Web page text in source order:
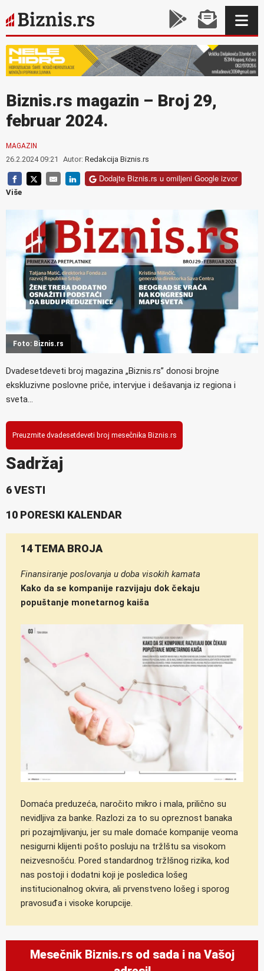
Biznis.rs magazin – Broj 29,
februar 2024.
MAGAZIN
26.2.2024 09:21 Autor: Redakcija Biznis.rs
Dodajte Biznis.rs u omiljeni Google izvor
Više
Foto: Biznis.rs
Dvadesetdeveti broj magazina „Biznis.rs” donosi brojne
ekskluzivne poslovne priče, intervjue i dešavanja iz regiona i
sveta…
Preuzmite dvadesetdeveti broj mesečnika Biznis.rs
Sadržaj
6 VESTI
10 PORESKI KALENDAR
14 TEMA BROJA
Finansiranje poslovanja u doba visokih kamata
Kako da se kompanije razvijaju dok čekaju
popuštanje monetarnog kaiša
Domaća preduzeća, naročito mikro i mala, prilično su
nevidljiva za banke. Razlozi za to su opreznost banaka
pri pozajmljivanju, jer su male domaće kompanije veoma
nesigurni klijenti pošto posluju na tržIštu sa visokom
neizvesnošću. Pored standardnog tržIšnog rizika, kod
nas postoji i dodatni koji je posledica lošeg
institucionalnog okvira, ali prvenstveno lošeg i sporog
pravosuđa i visoke korupcije.
Mesečnik Biznis.rs od sada i na Vašoj